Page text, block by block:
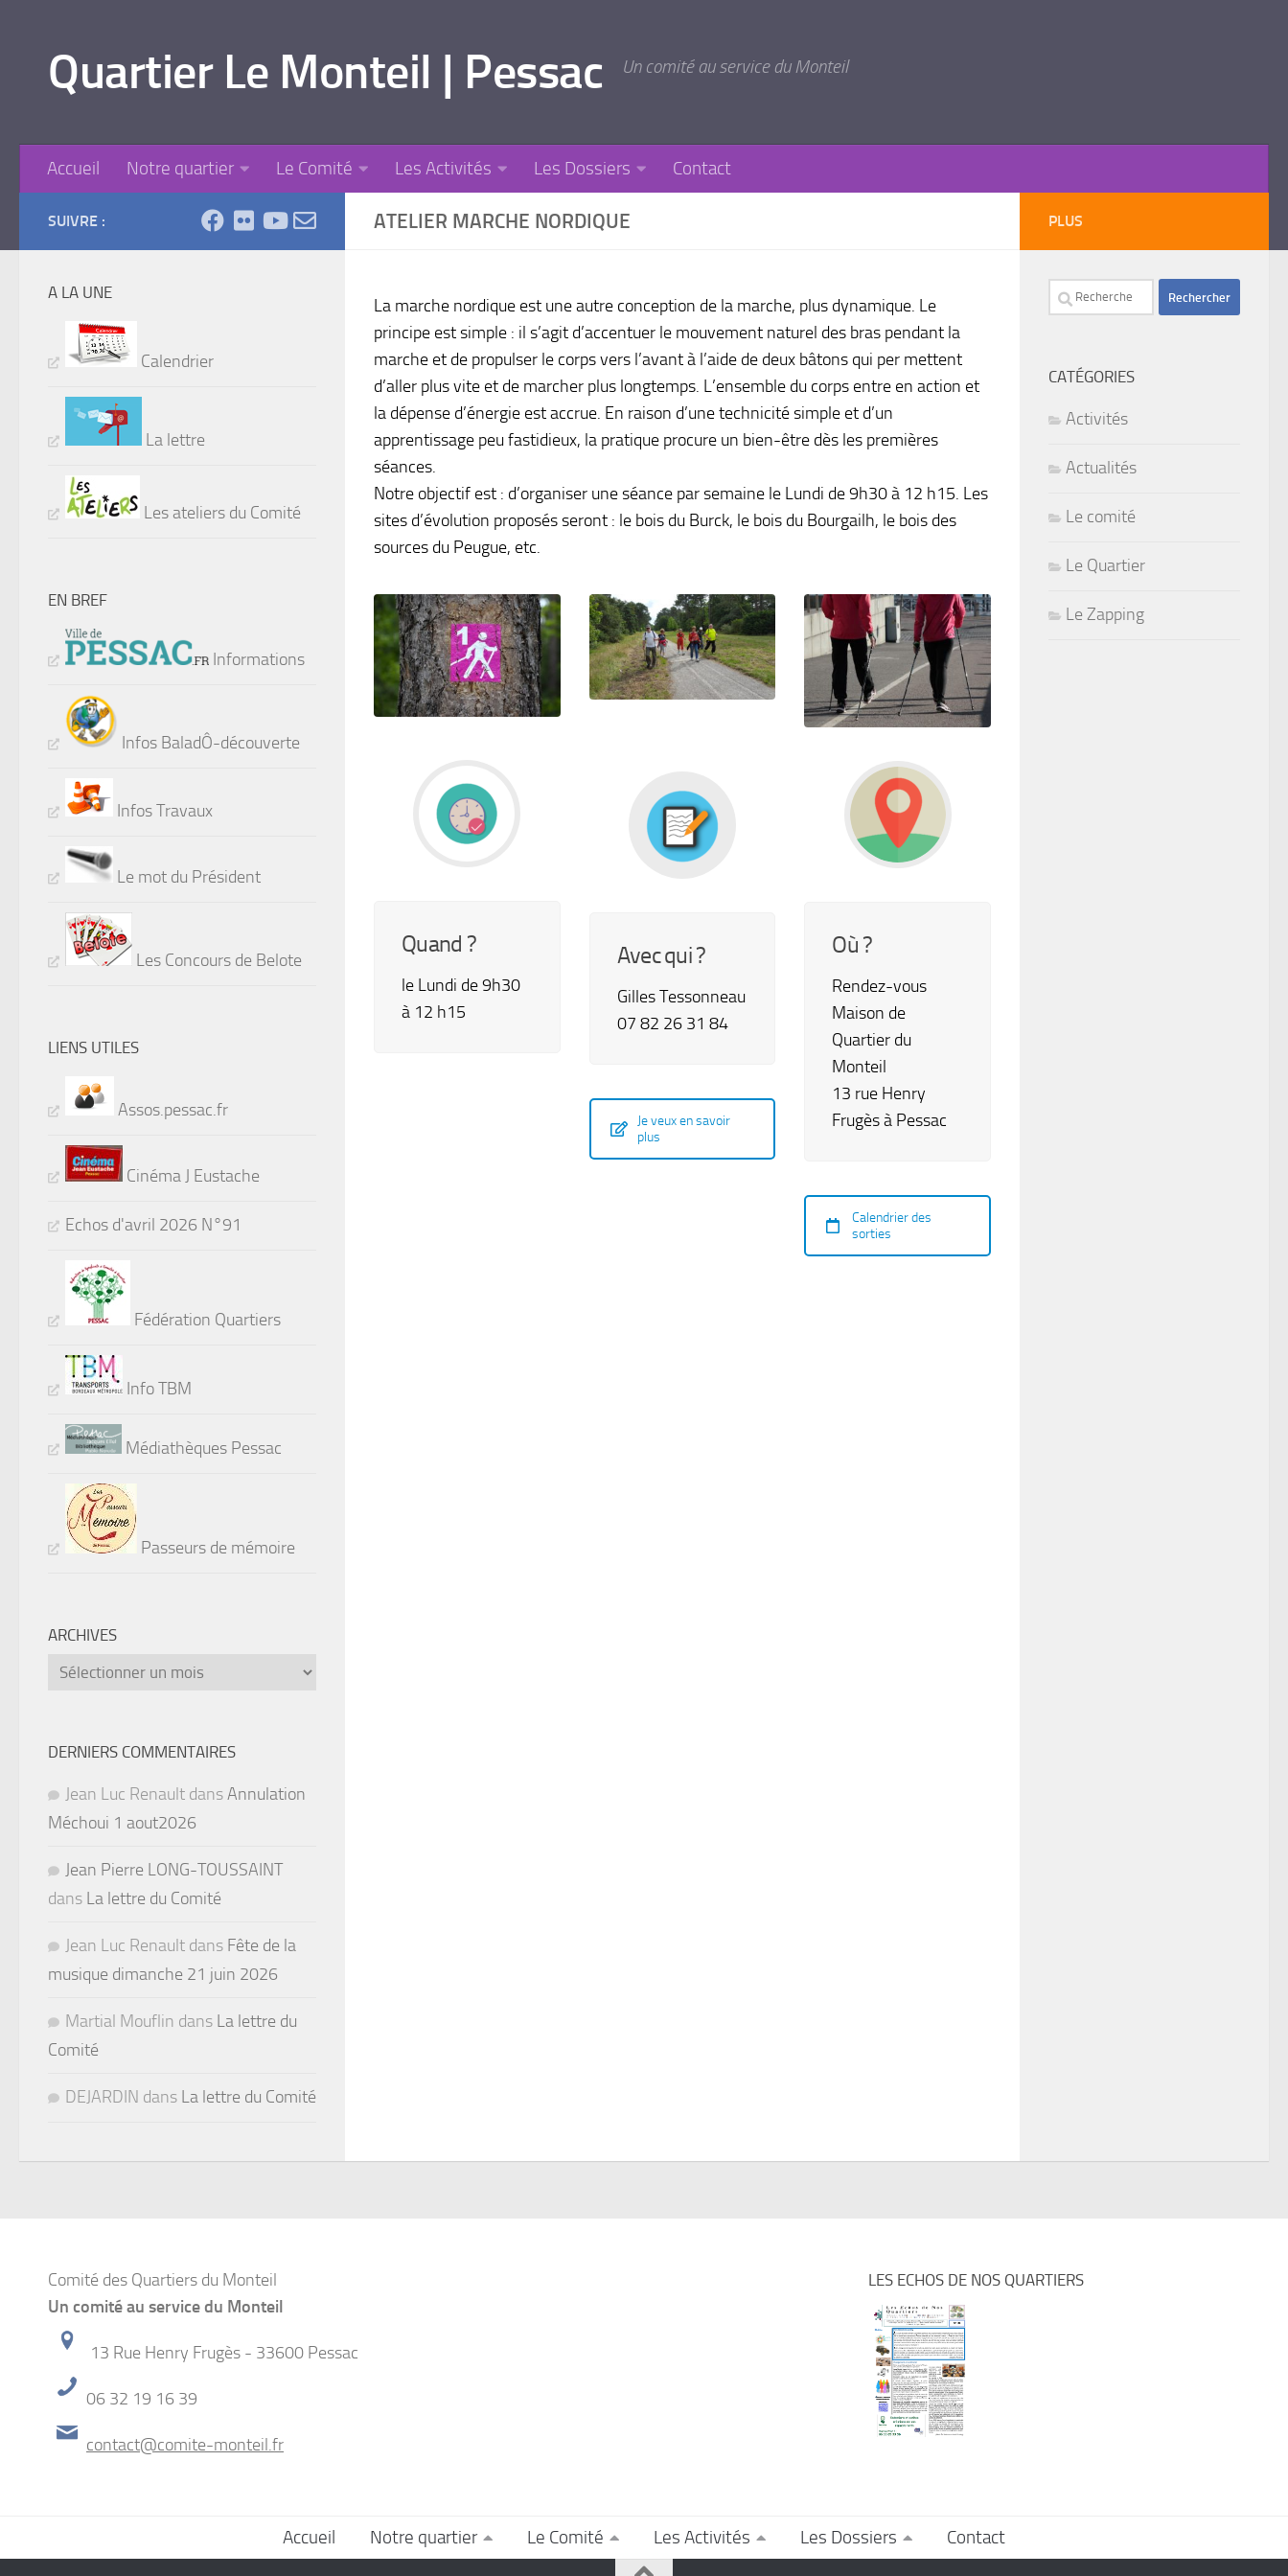
Quartier Le Monteil | Pessac Un comité au service du Monteil
Accueil Notre quartier Le Comité Les Activités Les Dossiers Contact
ATELIER MARCHE NORDIQUE
La marche nordique est une autre conception de la marche, plus dynamique. Le
principe est simple : il s’agit d’accentuer le mouvement naturel des bras pendant la
marche et de propulser le corps vers l’avant à l’aide de deux bâtons qui per mettent
d’aller plus vite et de marcher plus longtemps. L’ensemble du corps entre en action et
la dépense d’énergie est accrue. En raison d’une technicité simple et d’un
apprentissage peu fastidieux, la pratique procure un bien-être dès les premières
séances.
Notre objectif est : d’organiser une séance par semaine le Lundi de 9h30 à 12 h15. Les
sites d’évolution proposés seront : le bois du Burck, le bois du Bourgailh, le bois des
sources du Peugue, etc.
Quand ?
le Lundi de 9h30
à 12 h15
Avec qui ?
Gilles Tessonneau
07 82 26 31 84
Je veux en savoir
plus
Où ?
Rendez-vous
Maison de
Quartier du
Monteil
13 rue Henry
Frugès à Pessac
Calendrier des
sorties
SUIVRE :
A LA UNE
Calendrier
La lettre
Les ateliers du Comité
EN BREF
Informations
Infos BaladÔ-découverte
Infos Travaux
Le mot du Président
Les Concours de Belote
LIENS UTILES
Assos.pessac.fr
Cinéma J Eustache
Echos d'avril 2026 N°91
Fédération Quartiers
Info TBM
Médiathèques Pessac
Passeurs de mémoire
ARCHIVES
Archives
DERNIERS COMMENTAIRES
Jean Luc Renault dansAnnulation
Méchoui 1 aout2026
Jean Pierre LONG-TOUSSAINT
dans La lettre du Comité
Jean Luc Renault dans Fête de la
musique dimanche 21 juin 2026
Martial Mouflin dans La lettre du
Comité
DEJARDIN dans La lettre du Comité
PLUS
Rechercher :
CATÉGORIES
Activités
Actualités
Le comité
Le Quartier
Le Zapping
Comité des Quartiers du Monteil
Un comité au service du Monteil
13 Rue Henry Frugès - 33600 Pessac
06 32 19 16 39
contact@comite-monteil.fr
LES ECHOS DE NOS QUARTIERS
Accueil Notre quartier Le Comité Les Activités Les Dossiers Contact